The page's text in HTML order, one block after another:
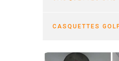
CASQUETTES